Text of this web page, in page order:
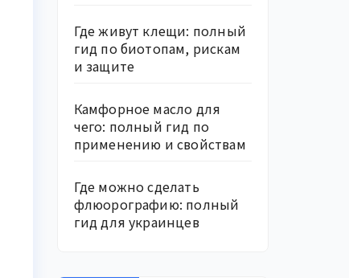
Где живут клещи: полный
гид по биотопам, рискам
и защите
Камфорное масло для
чего: полный гид по
применению и свойствам
Где можно сделать
флюорографию: полный
гид для украинцев